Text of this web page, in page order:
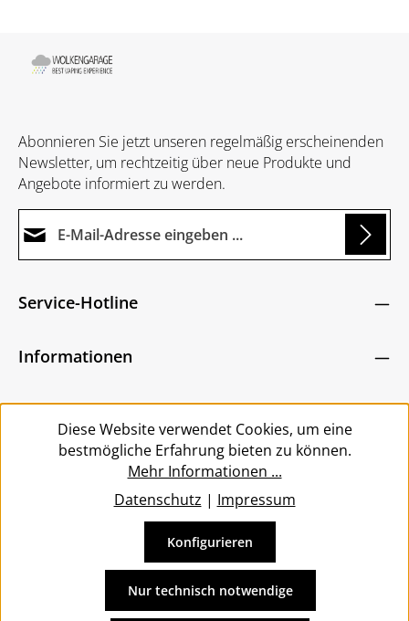
Abonnieren Sie jetzt unseren regelmäßig erscheinenden
Newsletter, um rechtzeitig über neue Produkte und
Angebote informiert zu werden.
Ich habe dieDatenschutzbestimmungen
bin mit ihnen einverstanden.
Zeichen ein*
Die mit einem Stern (*) markierten Felder sind
Service-Hotline
Informationen
Service
Vertrag widerrufen
und ggf. Nachnahmegebühren, wenn nicht anders
Diese Website verwendet Cookies, um eine
bestmögliche Erfahrung bieten zu können.
Mehr Informationen ...
Datenschutz | Impressum
Nur technisch notwendige
Konfigurieren